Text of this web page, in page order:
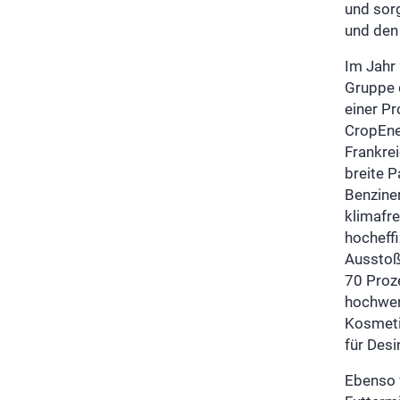
und
und
Im Jahr
Gruppe
einer
breite
70
für